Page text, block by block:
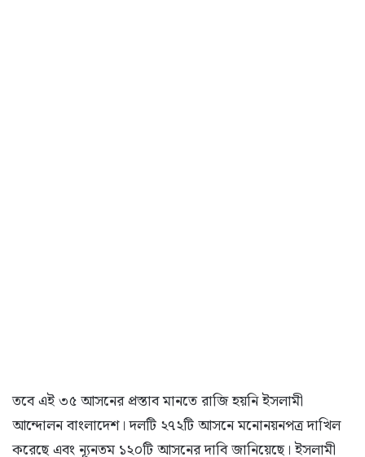
তবে এই ৩৫ আসনের প্রস্তাব মানতে রাজি হয়নি ইসলামী
আন্দোলন বাংলাদেশ। দলটি ২৭২টি আসনে মনোনয়নপত্র দাখিল
করেছে এবং ন্যূনতম ১২০টি আসনের দাবি জানিয়েছে। ইসলামী